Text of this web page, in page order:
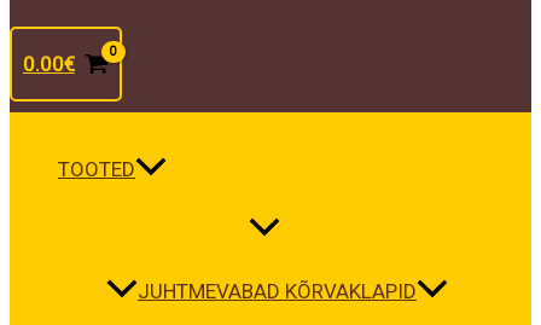
0.00€
TOOTED
JUHTMEVABAD KÕRVAKLAPID